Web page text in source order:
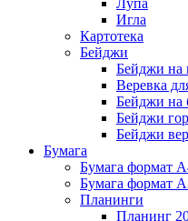
Лупа
Игла
Картотека
Бейджи
Бейджи на
Веревка
Бейджи на
Бейджи
Бейджи
Бумага
Бумага формат
Бумага формат
Планинги
Планинг